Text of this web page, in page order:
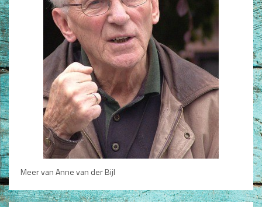
Meer van Anne van der Bijl